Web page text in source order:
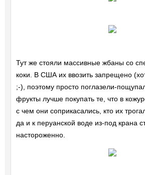
Тут же стояли массивные жбаны со
коки. В США их ввозить запрещено
;-), поэтому просто поглазели-
фрукты лучше покупать те, что в
с чем они соприкасались, кто их
да и к перуанской воде из-под крана
настороженно.